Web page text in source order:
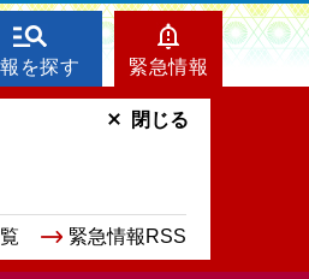
を探す 緊急情報
緊急情報RSS
閉じる